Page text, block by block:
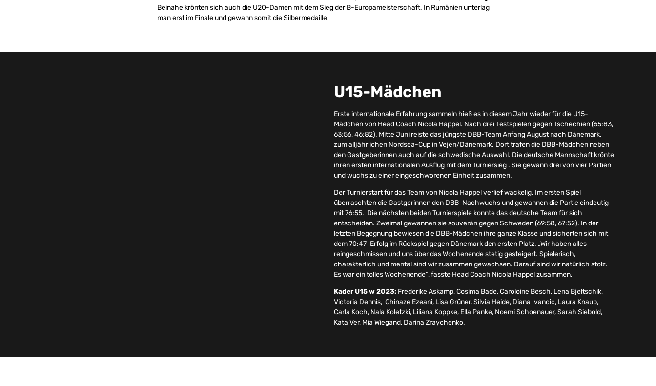
Beinahe krönten sich auch die U20-Damen mit dem Sieg der B-Europameisterschaft. In Rumänien unterlag
man erst im Finale und gewann somit die Silbermedaille.
U15-Mädchen
Erste internationale Erfahrung sammeln hieß es in diesem Jahr wieder für die U15-
Mädchen von Head Coach Nicola Happel. Nach drei Testspielen gegen Tschechien (65:83,
63:56, 46:82). Mitte Juni reiste das jüngste DBB-Team Anfang August nach Dänemark,
zum alljährlichen Nordsea-Cup in Vejen/Dänemark. Dort trafen die DBB-Mädchen neben
den Gastgeberinnen auch auf die schwedische Auswahl. Die deutsche Mannschaft krönte
ihren ersten internationalen Ausflug mit dem Turniersieg . Sie gewann drei von vier Partien
und wuchs zu einer eingeschworenen Einheit zusammen.
Der Turnierstart für das Team von Nicola Happel verlief wackelig. Im ersten Spiel
überraschten die Gastgerinnen den DBB-Nachwuchs und gewannen die Partie eindeutig
mit 76:55. Die nächsten beiden Turnierspiele konnte das deutsche Team für sich
entscheiden. Zweimal gewannen sie souverän gegen Schweden (69:58, 67:52). In der
letzten Begegnung bewiesen die DBB-Mädchen ihre ganze Klasse und sicherten sich mit
dem 70:47-Erfolg im Rückspiel gegen Dänemark den ersten Platz. „Wir haben alles
reingeschmissen und uns über das Wochenende stetig gesteigert. Spielerisch,
charakterlich und mental sind wir zusammen gewachsen. Darauf sind wir natürlich stolz.
Es war ein tolles Wochenende“, fasste Head Coach Nicola Happel zusammen.
Kader U15 w 2023: Frederike Askamp, Cosima Bade, Caroloine Besch, Lena Bjeltschik,
Victoria Dennis, Chinaze Ezeani, Lisa Grüner, Silvia Heide, Diana Ivancic, Laura Knaup,
Carla Koch, Nala Koletzki, Liliana Koppke, Ella Panke, Noemi Schoenauer, Sarah Siebold,
Kata Ver, Mia Wiegand, Darina Zraychenko.